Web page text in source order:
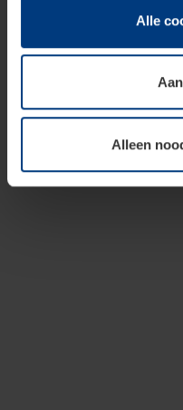
Juridisch hebben wij het
van deze pagina's
soorten cookies is uw
toestemming kunt u op
wijzigen of herroepen.
Alle
Alleen